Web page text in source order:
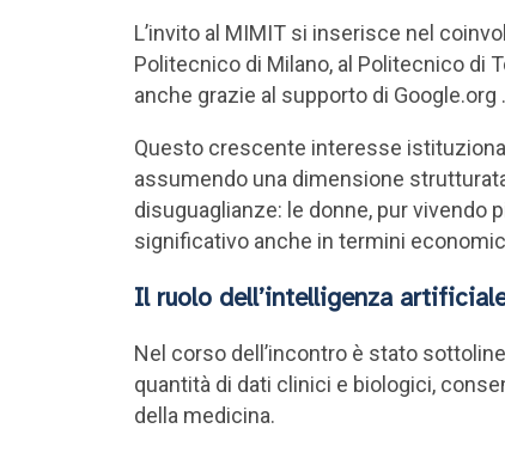
L’invito al MIMIT si inserisce nel
Politecnico di Milano, al Politecnico di
anche grazie al supporto di Google.org .
Questo crescente interesse
assumendo una dimensione
disuguaglianze: le donne, pur vivendo
significativo anche in termini
Il ruolo dell’intelligenza
Nel corso dell’incontro è stato
quantità di dati clinici e biologici,
della medicina.